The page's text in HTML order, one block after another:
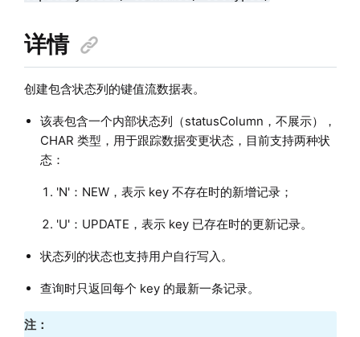
详情
创建包含状态列的键值流数据表。
该表包含一个内部状态列（statusColumn，不展示），
CHAR 类型，用于跟踪数据变更状态，目前支持两种状
态：
'N'：NEW，表示 key 不存在时的新增记录；
'U'：UPDATE，表示 key 已存在时的更新记录。
状态列的状态也支持用户自行写入。
查询时只返回每个 key 的最新一条记录。
注：